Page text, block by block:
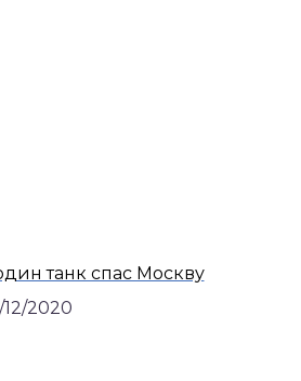
танк спас Москву
12/2020